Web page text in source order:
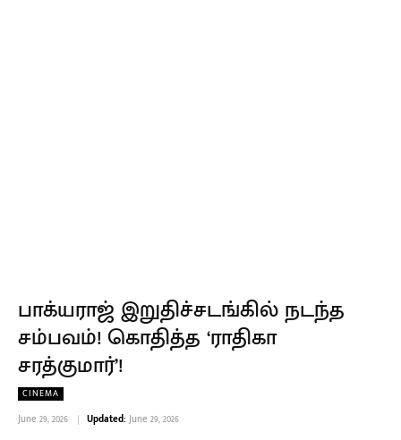
பாக்யராஜ் இறுதிச்சடங்கில் நடந்த
சம்பவம்! கொதித்த ‘ராதிகா
சரத்குமார்’!
CINEMA
June 29, 2026 Updated: June 29, 2026